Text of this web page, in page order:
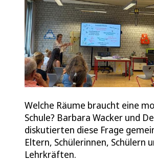
Welche Räume braucht eine
Schule? Barbara Wacker und
diskutierten diese Frage
Eltern, Schülerinnen, Schülern
Lehrkräften.